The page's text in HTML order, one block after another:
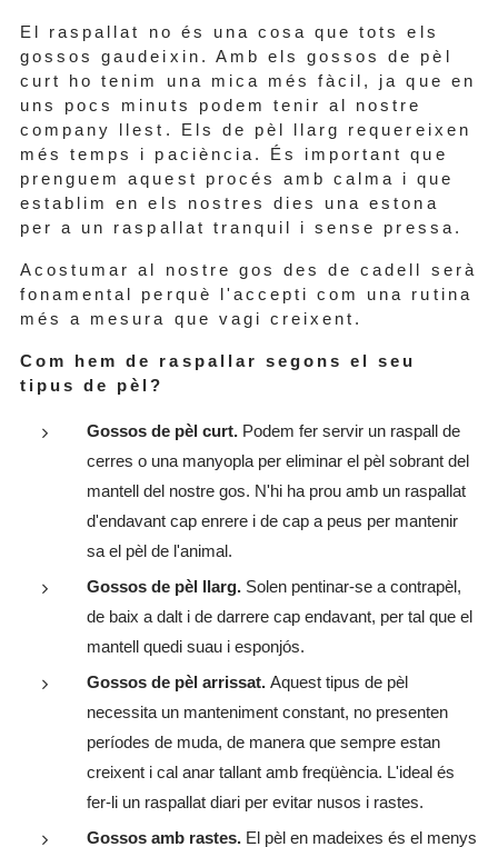
El raspallat no és una cosa que tots els
gossos gaudeixin. Amb els gossos de pèl
curt ho tenim una mica més fàcil, ja que en
uns pocs minuts podem tenir al nostre
company llest. Els de pèl llarg requereixen
més temps i paciència. És important que
prenguem aquest procés amb calma i que
establim en els nostres dies una estona
per a un raspallat tranquil i sense pressa.
Acostumar al nostre gos des de cadell serà
fonamental perquè l'accepti com una rutina
més a mesura que vagi creixent.
Com hem de raspallar segons el seu
tipus de pèl?
Gossos de pèl curt. Podem fer servir un raspall de
cerres o una manyopla per eliminar el pèl sobrant del
mantell del nostre gos. N'hi ha prou amb un raspallat
d'endavant cap enrere i de cap a peus per mantenir
sa el pèl de l'animal.
Gossos de pèl llarg. Solen pentinar-se a contrapèl,
de baix a dalt i de darrere cap endavant, per tal que el
mantell quedi suau i esponjós.
Gossos de pèl arrissat. Aquest tipus de pèl
necessita un manteniment constant, no presenten
períodes de muda, de manera que sempre estan
creixent i cal anar tallant amb freqüència. L'ideal és
fer-li un raspallat diari per evitar nusos i rastes.
Gossos amb rastes. El pèl en madeixes és el menys